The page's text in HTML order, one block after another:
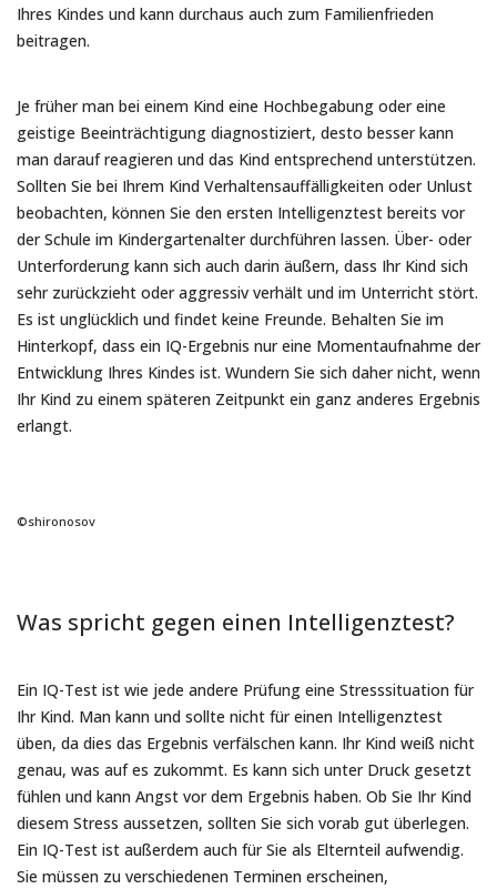
Ihres Kindes und kann durchaus auch zum Familienfrieden
beitragen.
Je früher man bei einem Kind eine Hochbegabung oder eine
geistige Beeinträchtigung diagnostiziert, desto besser kann
man darauf reagieren und das Kind entsprechend unterstützen.
Sollten Sie bei Ihrem Kind Verhaltensauffälligkeiten oder Unlust
beobachten, können Sie den ersten Intelligenztest bereits vor
der Schule im Kindergartenalter durchführen lassen. Über- oder
Unterforderung kann sich auch darin äußern, dass Ihr Kind sich
sehr zurückzieht oder aggressiv verhält und im Unterricht stört.
Es ist unglücklich und findet keine Freunde. Behalten Sie im
Hinterkopf, dass ein IQ-Ergebnis nur eine Momentaufnahme der
Entwicklung Ihres Kindes ist. Wundern Sie sich daher nicht, wenn
Ihr Kind zu einem späteren Zeitpunkt ein ganz anderes Ergebnis
erlangt.
©shironosov
Was spricht gegen einen Intelligenztest?
Ein IQ-Test ist wie jede andere Prüfung eine Stresssituation für
Ihr Kind. Man kann und sollte nicht für einen Intelligenztest
üben, da dies das Ergebnis verfälschen kann. Ihr Kind weiß nicht
genau, was auf es zukommt. Es kann sich unter Druck gesetzt
fühlen und kann Angst vor dem Ergebnis haben. Ob Sie Ihr Kind
diesem Stress aussetzen, sollten Sie sich vorab gut überlegen.
Ein IQ-Test ist außerdem auch für Sie als Elternteil aufwendig.
Sie müssen zu verschiedenen Terminen erscheinen,